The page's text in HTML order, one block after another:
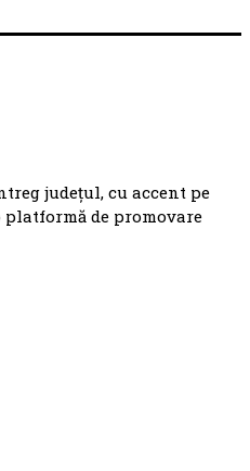
județul, cu accent pe
de promovare